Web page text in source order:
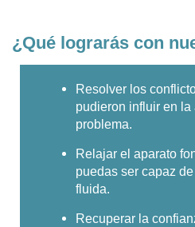
¿Qué lograrás con
Resolver los
pudieron influir en
problema.
Relajar el aparato
puedas ser capaz
fluida.
Recuperar la